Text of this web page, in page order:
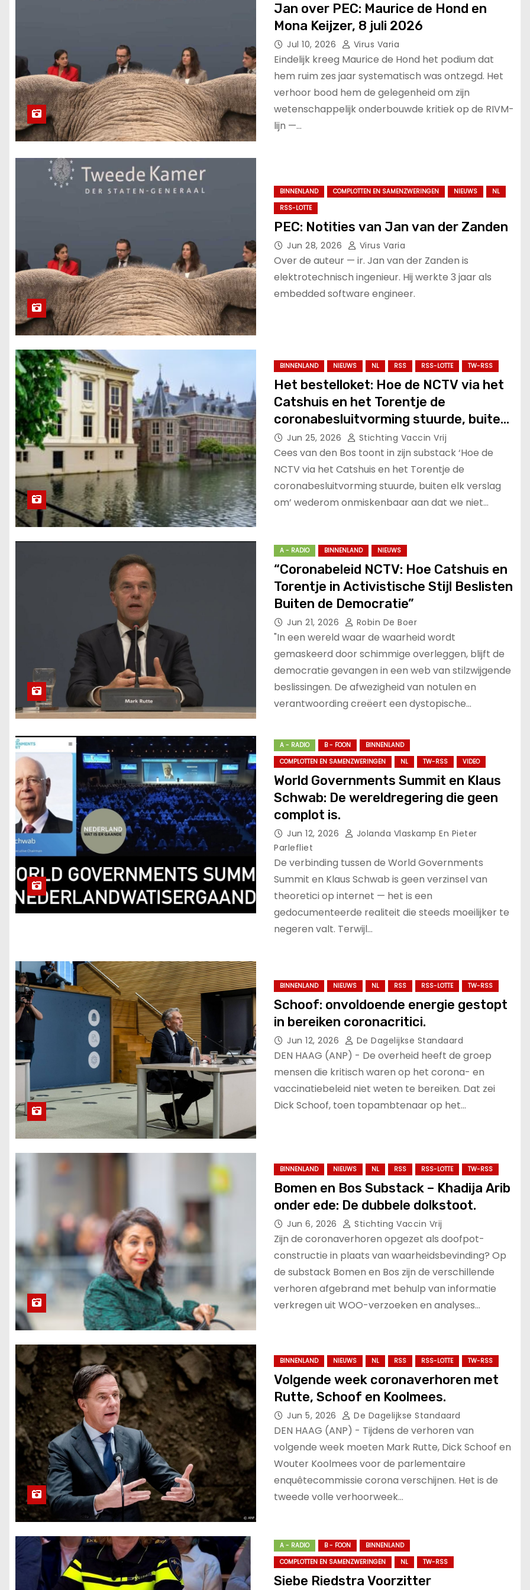
Jan over PEC: Maurice de Hond en
Mona Keijzer, 8 juli 2026
Jul 10, 2026 Virus Varia
Eindelijk kreeg Maurice de Hond het podium dat
hem ruim zes jaar systematisch was ontzegd. Het
verhoor bood hem de gelegenheid om zijn
wetenschappelijk onderbouwde kritiek op de RIVM-
lijn —…
BINNENLAND COMPLOTTEN EN SAMENZWERINGEN NIEUWS
NL
RSS-LOTTE
PEC: Notities van Jan van der Zanden
Jun 28, 2026 Virus Varia
Over de auteur — ir. Jan van der Zanden is
elektrotechnisch ingenieur. Hij werkte 3 jaar als
embedded software engineer.
BINNENLAND NIEUWS NL RSS RSS-LOTTE TW-RSS
Het bestelloket: Hoe de NCTV via het
Catshuis en het Torentje de
coronabesluitvorming stuurde, buiten
elk verslag om.
Jun 25, 2026 Stichting Vaccin Vrij
Cees van den Bos toont in zijn substack ‘Hoe de
NCTV via het Catshuis en het Torentje de
coronabesluitvorming stuurde, buiten elk verslag
om’ wederom onmiskenbaar aan dat we niet…
A - RADIO BINNENLAND NIEUWS
“Coronabeleid NCTV: Hoe Catshuis en
Torentje in Activistische Stijl Beslisten
Buiten de Democratie”
Jun 21, 2026 Robin De Boer
"In een wereld waar de waarheid wordt
gemaskeerd door schimmige overleggen, blijft de
democratie gevangen in een web van stilzwijgende
beslissingen. De afwezigheid van notulen en
verantwoording creëert een dystopische…
A - RADIO B - FOON
BINNENLAND
COMPLOTTEN EN SAMENZWERINGEN
NL TW-RSS VIDEO
World Governments Summit en Klaus
Schwab: De wereldregering die geen
complot is.
Jun 12, 2026
Jolanda Vlaskamp En Pieter
Parlefliet
De verbinding tussen de World Governments
Summit en Klaus Schwab is geen verzinsel van
theoretici op internet — het is een
gedocumenteerde realiteit die steeds moeilijker te
negeren valt. Terwijl…
BINNENLAND NIEUWS NL RSS RSS-LOTTE TW-RSS
Schoof: onvoldoende energie gestopt
in bereiken coronacritici.
Jun 12, 2026 De Dagelijkse Standaard
DEN HAAG (ANP) - De overheid heeft de groep
mensen die kritisch waren op het corona- en
vaccinatiebeleid niet weten te bereiken. Dat zei
Dick Schoof, toen topambtenaar op het…
BINNENLAND NIEUWS NL RSS RSS-LOTTE TW-RSS
Bomen en Bos Substack – Khadija Arib
onder ede: De dubbele dolkstoot.
Jun 6, 2026 Stichting Vaccin Vrij
Zijn de coronaverhoren opgezet als doofpot-
constructie in plaats van waarheidsbevinding? Op
de substack Bomen en Bos zijn de verschillende
verhoren afgebrand met behulp van informatie
verkregen uit WOO-verzoeken en analyses…
BINNENLAND NIEUWS NL RSS RSS-LOTTE TW-RSS
Volgende week coronaverhoren met
Rutte, Schoof en Koolmees.
Jun 5, 2026 De Dagelijkse Standaard
DEN HAAG (ANP) - Tijdens de verhoren van
volgende week moeten Mark Rutte, Dick Schoof en
Wouter Koolmees voor de parlementaire
enquêtecommissie corona verschijnen. Het is de
tweede volle verhoorweek…
A - RADIO B - FOON
BINNENLAND
COMPLOTTEN EN SAMENZWERINGEN
NL TW-RSS
Siebe Riedstra Voorzitter